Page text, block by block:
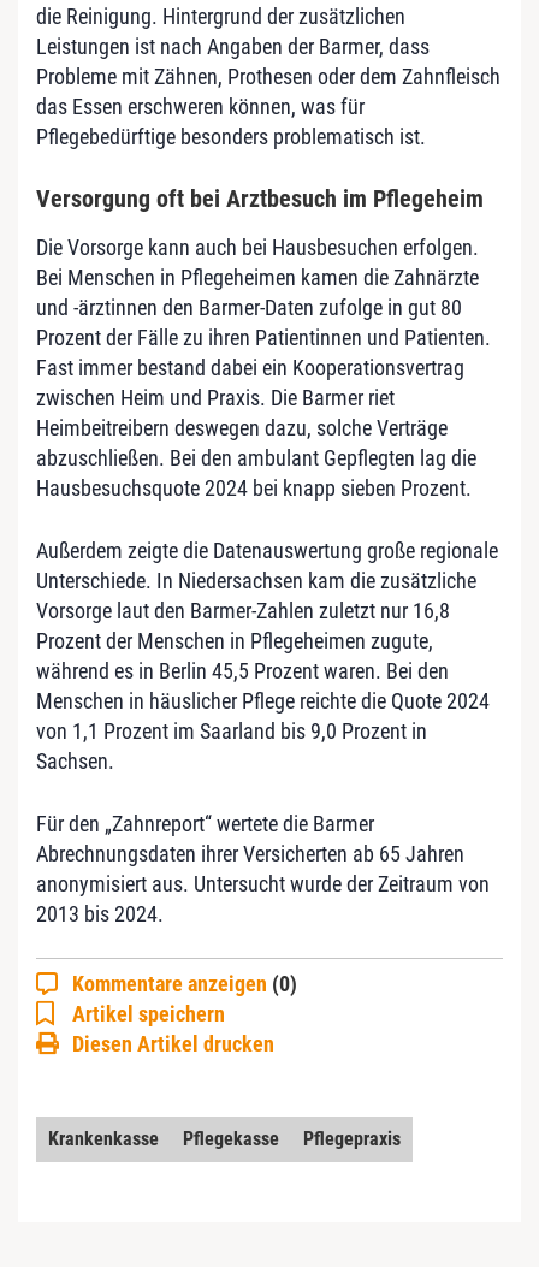
die Reinigung. Hintergrund der zusätzlichen
Leistungen ist nach Angaben der Barmer, dass
Probleme mit Zähnen, Prothesen oder dem Zahnfleisch
das Essen erschweren können, was für
Pflegebedürftige besonders problematisch ist.
Versorgung oft bei Arztbesuch im Pflegeheim
Die Vorsorge kann auch bei Hausbesuchen erfolgen.
Bei Menschen in Pflegeheimen kamen die Zahnärzte
und -ärztinnen den Barmer-Daten zufolge in gut 80
Prozent der Fälle zu ihren Patientinnen und Patienten.
Fast immer bestand dabei ein Kooperationsvertrag
zwischen Heim und Praxis. Die Barmer riet
Heimbeitreibern deswegen dazu, solche Verträge
abzuschließen. Bei den ambulant Gepflegten lag die
Hausbesuchsquote 2024 bei knapp sieben Prozent.
Außerdem zeigte die Datenauswertung große regionale
Unterschiede. In Niedersachsen kam die zusätzliche
Vorsorge laut den Barmer-Zahlen zuletzt nur 16,8
Prozent der Menschen in Pflegeheimen zugute,
während es in Berlin 45,5 Prozent waren. Bei den
Menschen in häuslicher Pflege reichte die Quote 2024
von 1,1 Prozent im Saarland bis 9,0 Prozent in
Sachsen.
Für den „Zahnreport“ wertete die Barmer
Abrechnungsdaten ihrer Versicherten ab 65 Jahren
anonymisiert aus. Untersucht wurde der Zeitraum von
2013 bis 2024.
Kommentare anzeigen (0)
Artikel speichern
Diesen Artikel drucken
Krankenkasse Pflegekasse Pflegepraxis